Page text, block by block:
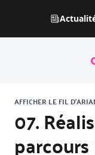
AFFICHER LE FIL
07.